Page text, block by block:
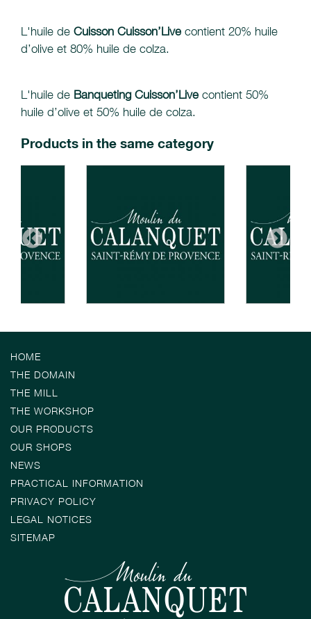
L'huile de Cuisson Cuisson’Live contient 20% huile
d’olive et 80% huile de colza.
L'huile de Banqueting Cuisson’Live contient 50%
huile d’olive et 50% huile de colza.
Products in the same category
HOME
THE DOMAIN
THE MILL
THE WORKSHOP
OUR PRODUCTS
OUR SHOPS
NEWS
PRACTICAL INFORMATION
PRIVACY POLICY
LEGAL NOTICES
SITEMAP